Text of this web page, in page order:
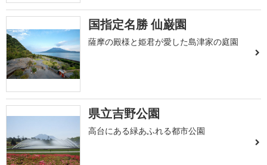
国指定名勝 仙巌園
薩摩の殿様と姫君が愛した島津家の庭園
県立吉野公園
高台にある緑あふれる都市公園